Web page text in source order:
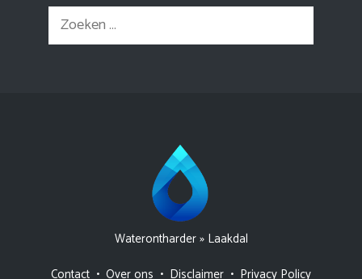
Zoek
naar:
Waterontharder» Laakdal
Contact • Over ons • Disclaimer • Privacy Policy